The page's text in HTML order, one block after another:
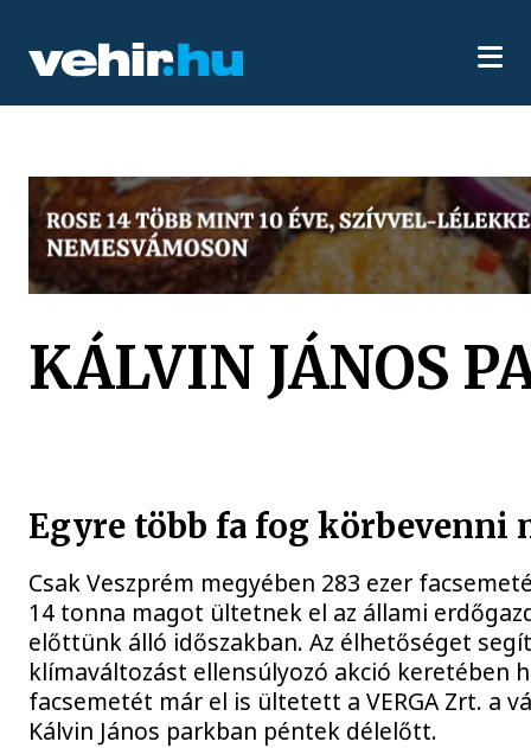
KÁLVIN JÁNOS
Egyre több fa fog körbevenni
Csak Veszprém megyében 283 ezer
14 tonna magot ültetnek el az állami
előttünk álló időszakban. Az élhetőséget
klímaváltozást ellensúlyozó akció keretében
facsemetét már el is ültetett a VERGA Zrt. a
Kálvin János parkban péntek délelőtt.